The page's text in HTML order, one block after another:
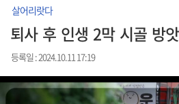
살어리랏다
퇴사 후 인생 2막 시골 방
등록일 : 2024.10.11 17:19